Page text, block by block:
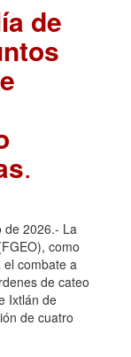
de
.
de 2026.- La
como
combate a
de cateo
Ixtlán de
de cuatro